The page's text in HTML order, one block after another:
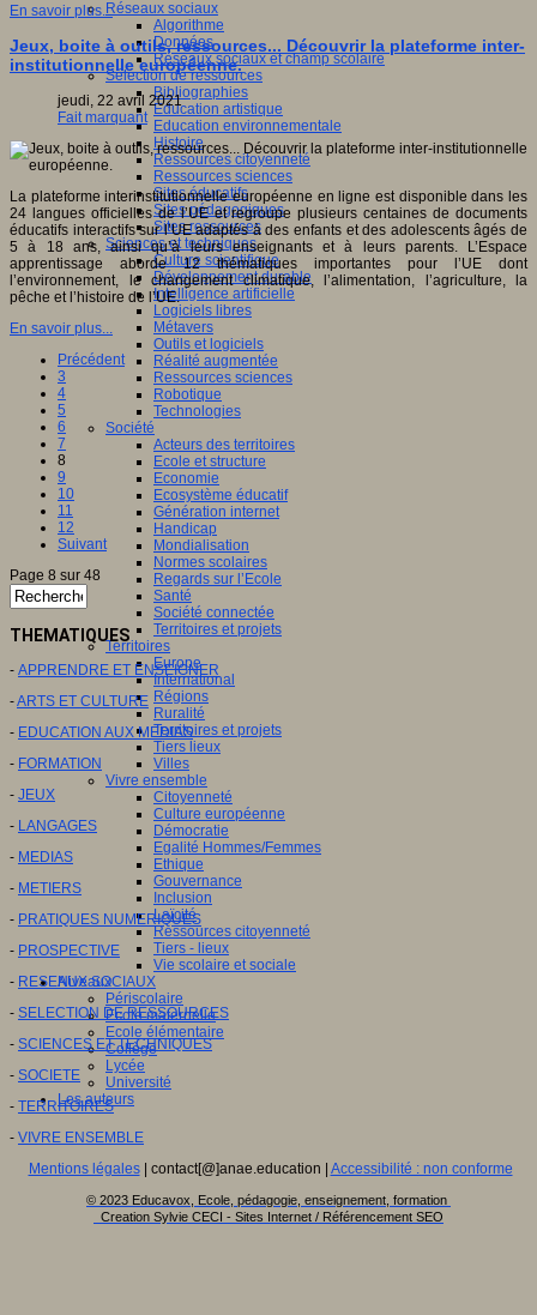
Réseaux sociaux
Algorithme
Données
Réseaux sociaux et champ scolaire
Sélection de ressources
Bibliographies
Education artistique
Education environnementale
Histoire
Ressources citoyenneté
Ressources sciences
Sites éducatifs
Sites pédagogiques
Sites ressources
Sciences et techniques
Culture scientifique
Développement durable
Intelligence artificielle
Logiciels libres
Métavers
Outils et logiciels
Réalité augmentée
Ressources sciences
Robotique
Technologies
Société
Acteurs des territoires
Ecole et structure
Economie
Ecosystème éducatif
Génération internet
Handicap
Mondialisation
Normes scolaires
Regards sur l’Ecole
Santé
Société connectée
Territoires et projets
Territoires
Europe
International
Régions
Ruralité
Territoires et projets
Tiers lieux
Villes
Vivre ensemble
Citoyenneté
Culture européenne
Démocratie
Egalité Hommes/Femmes
Ethique
Gouvernance
Inclusion
Laïcité
Ressources citoyenneté
Tiers - lieux
Vie scolaire et sociale
Niveaux
Périscolaire
Ecole maternelle
Ecole élémentaire
Collège
Lycée
Université
Les auteurs
En savoir plus...
Jeux, boite à outils, ressources... Découvrir la plateforme inter-
institutionnelle européenne.
jeudi, 22 avril 2021
Fait marquant
La plateforme interinstitutionnelle européenne en ligne est disponible dans les
24 langues officielles de l’UE et regroupe plusieurs centaines de documents
éducatifs interactifs sur l’UE adaptés à des enfants et des adolescents âgés de
5 à 18 ans, ainsi qu’à leurs enseignants et à leurs parents. L’Espace
apprentissage aborde 12 thématiques importantes pour l’UE dont
l’environnement, le changement climatique, l’alimentation, l’agriculture, la
pêche et l’histoire de l’UE.
En savoir plus...
Précédent
3
4
5
6
7
8
9
10
11
12
Suivant
Page 8 sur 48
THEMATIQUES
- APPRENDRE ET ENSEIGNER
-ARTS ET CULTURE
- EDUCATION AUX MEDIAS
- FORMATION
- JEUX
- LANGAGES
- MEDIAS
- METIERS
- PRATIQUES NUMERIQUES
- PROSPECTIVE
- RESEAUX SOCIAUX
- SELECTION DE RESSOURCES
- SCIENCES ET TECHNIQUES
- SOCIETE
- TERRITOIRES
- VIVRE ENSEMBLE
Mentions légales| contact[@]anae.education | Accessibilité : non conforme
© 2023 Educavox, Ecole, pédagogie, enseignement, formation
Creation Sylvie CECI - Sites Internet / Référencement SEO